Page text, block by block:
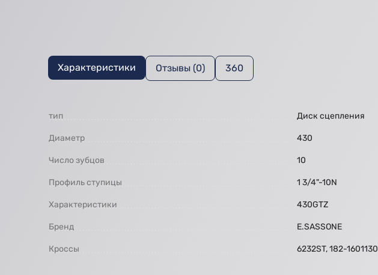
Характеристики Отзывы (0) 360
тип Диск сцепления
Диаметр 430
Число зубцов 10
Профиль ступицы 1 3/4"-10N
Характеристики 430GTZ
Бренд E.SASSONE
Кроссы 6232ST, 182-1601130